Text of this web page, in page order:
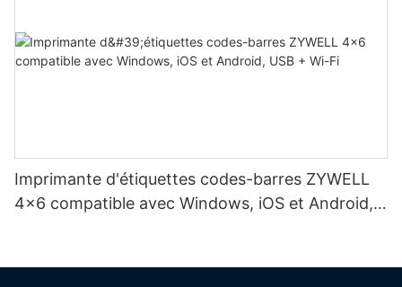
Imprimante d'étiquettes codes-barres ZYWELL
4x6 compatible avec Windows, iOS et Android,